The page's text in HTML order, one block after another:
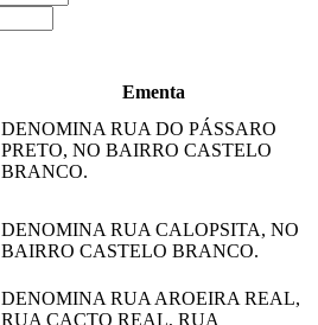
Ementa
DENOMINA RUA DO PÁSSARO
PRETO, NO BAIRRO CASTELO
BRANCO.
DENOMINA RUA CALOPSITA, NO
BAIRRO CASTELO BRANCO.
​​​​​​​DENOMINA RUA AROEIRA REAL,
RUA CACTO REAL, RUA